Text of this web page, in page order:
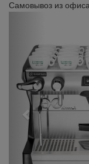
Самовывоз из